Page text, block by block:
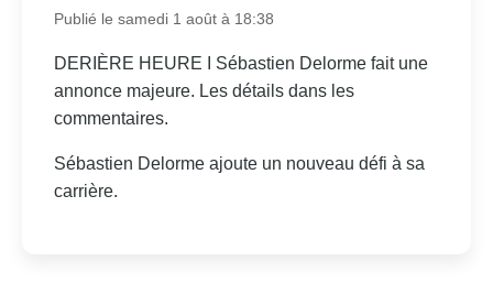
Publié le samedi 1 août à 18:38
DERIÈRE HEURE I Sébastien Delorme fait une
annonce majeure. Les détails dans les
commentaires.
Sébastien Delorme ajoute un nouveau défi à sa
carrière.